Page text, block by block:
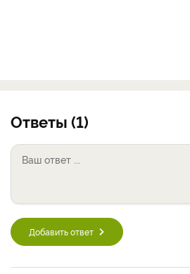
Ответы (1)
Добавить ответ